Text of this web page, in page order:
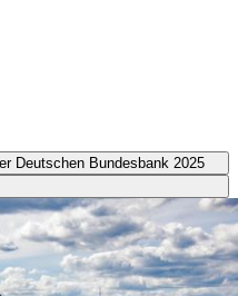
Deutschen Bundesbank 2025